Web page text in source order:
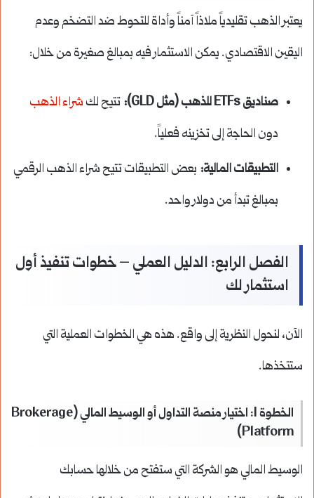
يعتبر الذهب تقليدياً ملاذاً آمناً وأداة للتحوط ضد التضخم وعدم
اليقين الاقتصادي. يمكن الاستثمار فيه بمبالغ صغيرة من خلال:
صناديق ETFs للذهب (مثل GLD): تتيح لك شراء الذهب
دون الحاجة إلى تخزينه فعلياً.
التطبيقات المالية: بعض التطبيقات تتيح شراء الذهب الرقمي
بمبالغ تبدأ من دولار واحد.
الفصل الرابع: الدليل العملي – خطوات تنفيذ أول
استثمار لك
الآن، لنحول النظرية إلى واقع. هذه هي الخطوات العملية التي
ستتخذها.
الخطوة 1: اختيار منصة التداول أو الوسيط المالي (Brokerage
Platform)
الوسيط المالي هو الشركة التي ستفتح من خلالها حسابك